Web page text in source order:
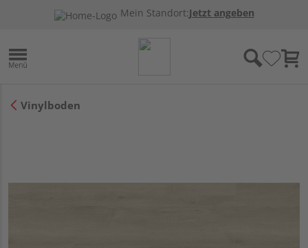
Mein Standort:Jetzt angeben
Vinylboden